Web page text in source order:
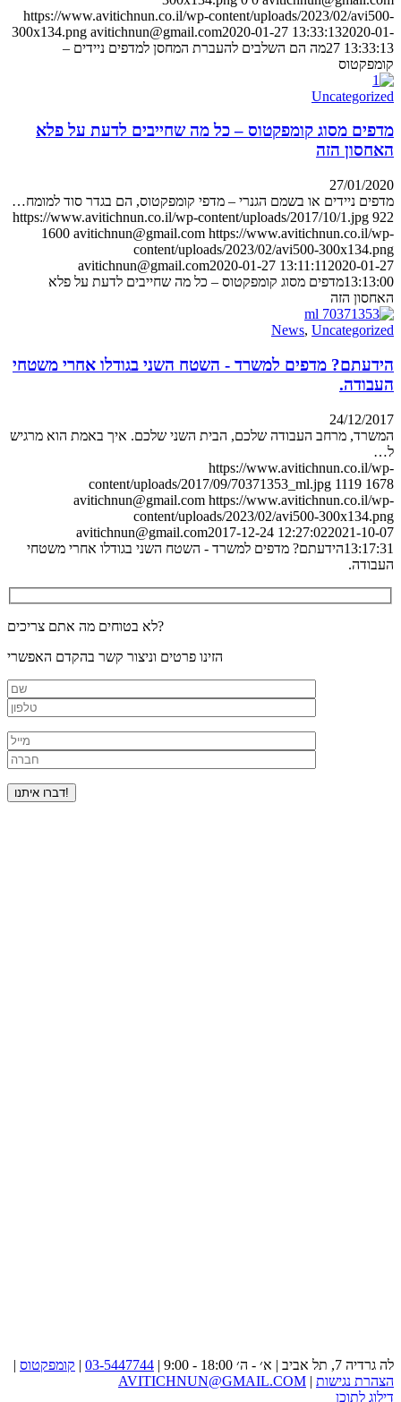
https://www.avitichnun.co.il/wp-content/uploads/2023/02/avi500-
300x134.png avitichnun@gmail.com2020-01-27 13:33:132020-01-
27 13:33:13מה הם השלבים להעברת המחסן למדפים ניידים –
קומפקטוס
Uncategorized
מדפים מסוג קומפקטוס – כל מה שחייבים לדעת על פלא
האחסון הזה
27/01/2020
מדפים ניידים או בשמם הגנרי – מדפי קומפקטוס, הם בגדר סוד למומח…
https://www.avitichnun.co.il/wp-content/uploads/2017/10/1.jpg 922
1600 avitichnun@gmail.com https://www.avitichnun.co.il/wp-
content/uploads/2023/02/avi500-300x134.png
avitichnun@gmail.com2020-01-27 13:11:11 2020-01-27
13:13:00מדפים מסוג קומפקטוס – כל מה שחייבים לדעת על פלא
האחסון הזה
News, Uncategorized
הידעתם? מדפים למשרד - השטח השני בגודלו אחרי משטחי
העבודה.
24/12/2017
המשרד, מרחב העבודה שלכם, הבית השני שלכם. איך באמת הוא מרגיש
ל…
https://www.avitichnun.co.il/wp-
content/uploads/2017/09/70371353_ml.jpg 1119 1678
avitichnun@gmail.com https://www.avitichnun.co.il/wp-
content/uploads/2023/02/avi500-300x134.png
avitichnun@gmail.com2017-12-24 12:27:022021-10-07
13:17:31הידעתם? מדפים למשרד - השטח השני בגודלו אחרי משטחי
העבודה.
לא בטוחים מה אתם צריכים?
הזינו פרטים וניצור קשר בהקדם האפשרי
לה גרדיה 7, תל אביב | א׳ - ה׳ 18:00 - 9:00 | 03-5447744
| קומפקטוס |
הצהרת נגישות |
AVITICHNUN@GMAIL.COM
דילוג לתוכן